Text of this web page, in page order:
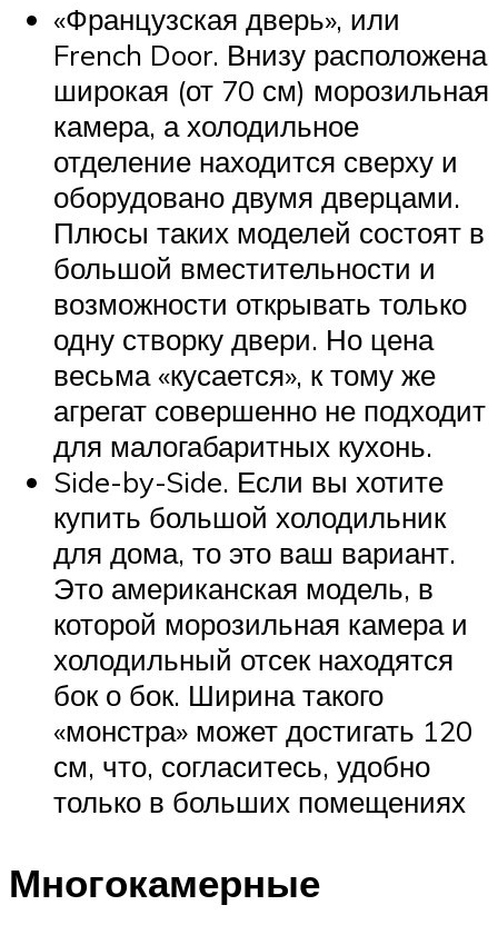
«Французская дверь», или
French Door. Внизу расположена
широкая (от 70 см) морозильная
камера, а холодильное
отделение находится сверху и
оборудовано двумя дверцами.
Плюсы таких моделей состоят в
большой вместительности и
возможности открывать только
одну створку двери. Но цена
весьма «кусается», к тому же
агрегат совершенно не подходит
для малогабаритных кухонь.
Side-by-Side. Если вы хотите
купить большой холодильник
для дома, то это ваш вариант.
Это американская модель, в
которой морозильная камера и
холодильный отсек находятся
бок о бок. Ширина такого
«монстра» может достигать 120
см, что, согласитесь, удобно
только в больших помещениях
Многокамерные